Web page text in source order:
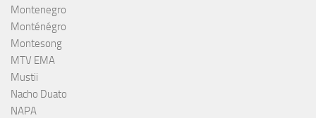
Montenegro
Monténégro
Montesong
MTV EMA
Mustii
Nacho Duato
NAPA